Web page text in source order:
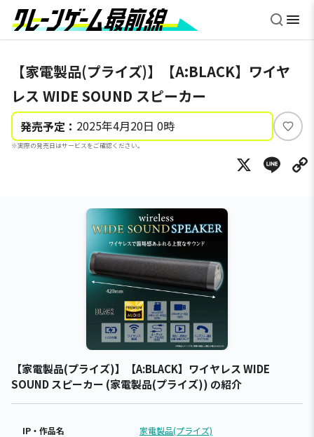
【家電製品(プライズ)】【A:BLACK】ワイヤ
レス WIDE SOUND スピーカー
発売予定： 2025年4月20日 0時
※実際の発売日はサービスをご確認ください。
い
ね
X
【家電製品(プライズ)】【A:BLACK】ワイヤレス WIDE
SOUND スピーカー (家電製品(プライズ)) の紹介
IP・作品名 家電製品(プライズ)